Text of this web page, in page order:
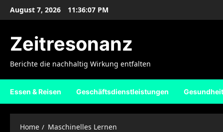
SkipAugust 7, 2026 11:36:08 PM
Zeitresonanz
Berichte die nachhaltig Wirkung entfalten
Essen & Reisen Geschäftsdienstleistungen Gesundheit
Home Maschinelles Lernen